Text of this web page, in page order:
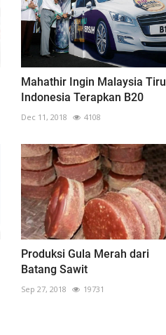
Mahathir Ingin Malaysia Tiru
Indonesia Terapkan B20
Dec 11, 2018 4108
Produksi Gula Merah dari
Batang Sawit
Sep 27, 2018 19731